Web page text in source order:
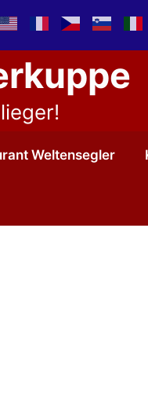
Weltensegler